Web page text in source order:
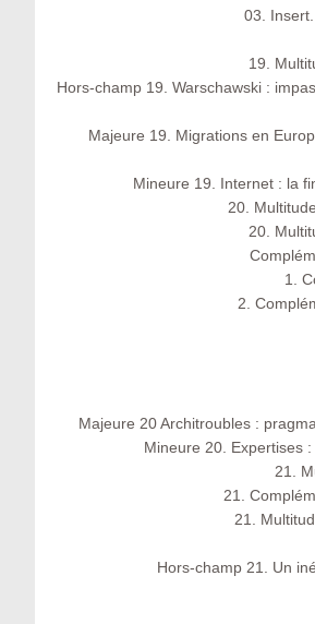
03.
19.
Hors-champ 19. Warschawski :
Majeure 19. Migrations en
Mineure 19. Internet : la
20.
20.
1.
2.
Majeure 20 Architroubles :
Mineure 20. Expertises
21.
21.
21.
Hors-champ 21. Un